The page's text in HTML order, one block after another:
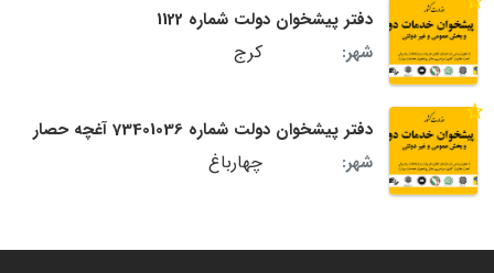
دفتر پیشخوان دولت شماره 1122
شهر:
کرج
دفتر پیشخوان دولت شماره 73401036 آغچه حصار
شهر:
چهارباغ